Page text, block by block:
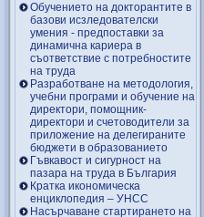
Обучението на докторантите в
базови исзледователски
умения - предпоставки за
динамична кариера в
съответствие с потребностите
на труда
Разработване на методология,
учебни програми и обучение на
директори, помощник-
директори и счетоводители за
приложение на делегираните
бюджети в образованието
Гъвкавост и сигурност на
пазара на труда в България
Кратка икономическа
енциклопедия – УНСС
Насърчаване стартирането на